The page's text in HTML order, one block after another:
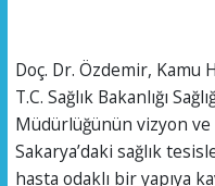
Doç. Dr. Özdemir, Kamu
T.C. Sağlık Bakanlığı
Müdürlüğünün vizyon
Sakarya’daki sağlık
hasta odaklı bir yapıya